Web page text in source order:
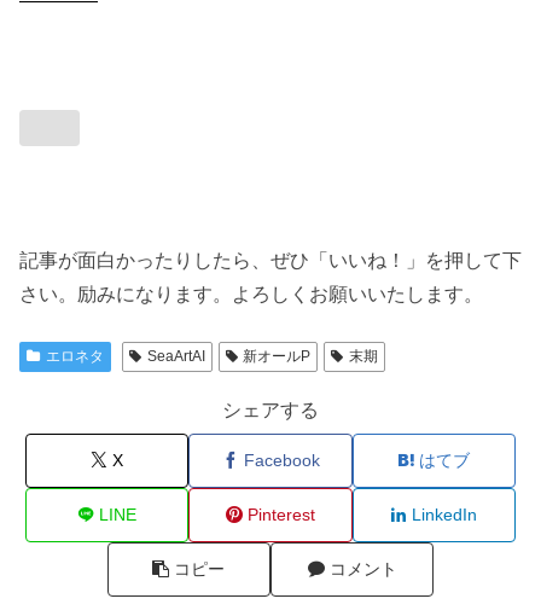
記事が面白かったりしたら、ぜひ「いいね！」を押して下
さい。励みになります。よろしくお願いいたします。
エロネタ SeaArtAI 新オールP 末期
シェアする
X Facebook はてブ
LINE Pinterest LinkedIn
コピー コメント